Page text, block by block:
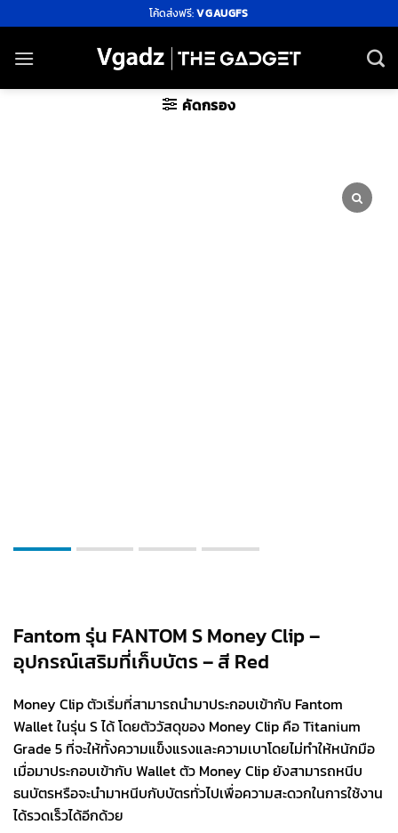
ไป
ยัง
โค้ดส่งฟรี:VGAUGFS
คัดกรอง
Fantom รุ่น FANTOM S Money Clip –
อุปกรณ์เสริมที่เก็บบัตร – สี Red
Money Clip ตัวเริ่มที่สามารถนำมาประกอบเข้ากับ Fantom
Wallet ในรุ่น S ได้ โดยตัววัสดุของ Money Clip คือ Titanium
Grade 5 ที่จะให้ทั้งความแข็งแรงและความเบาโดยไม่ทำให้หนักมือ
เมื่อมาประกอบเข้ากับ Wallet ตัว Money Clip ยังสามารถหนีบ
ธนบัตรหรือจะนำมาหนีบกับบัตรทั่วไปเพื่อความสะดวกในการใช้งาน
ได้รวดเร็วได้อีกด้วย